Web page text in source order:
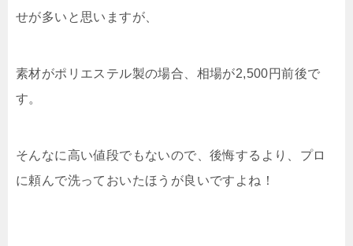
せが多いと思いますが、
素材がポリエステル製の場合、相場が2,500円前後で
す。
そんなに高い値段でもないので、後悔するより、プロ
に頼んで洗っておいたほうが良いですよね！